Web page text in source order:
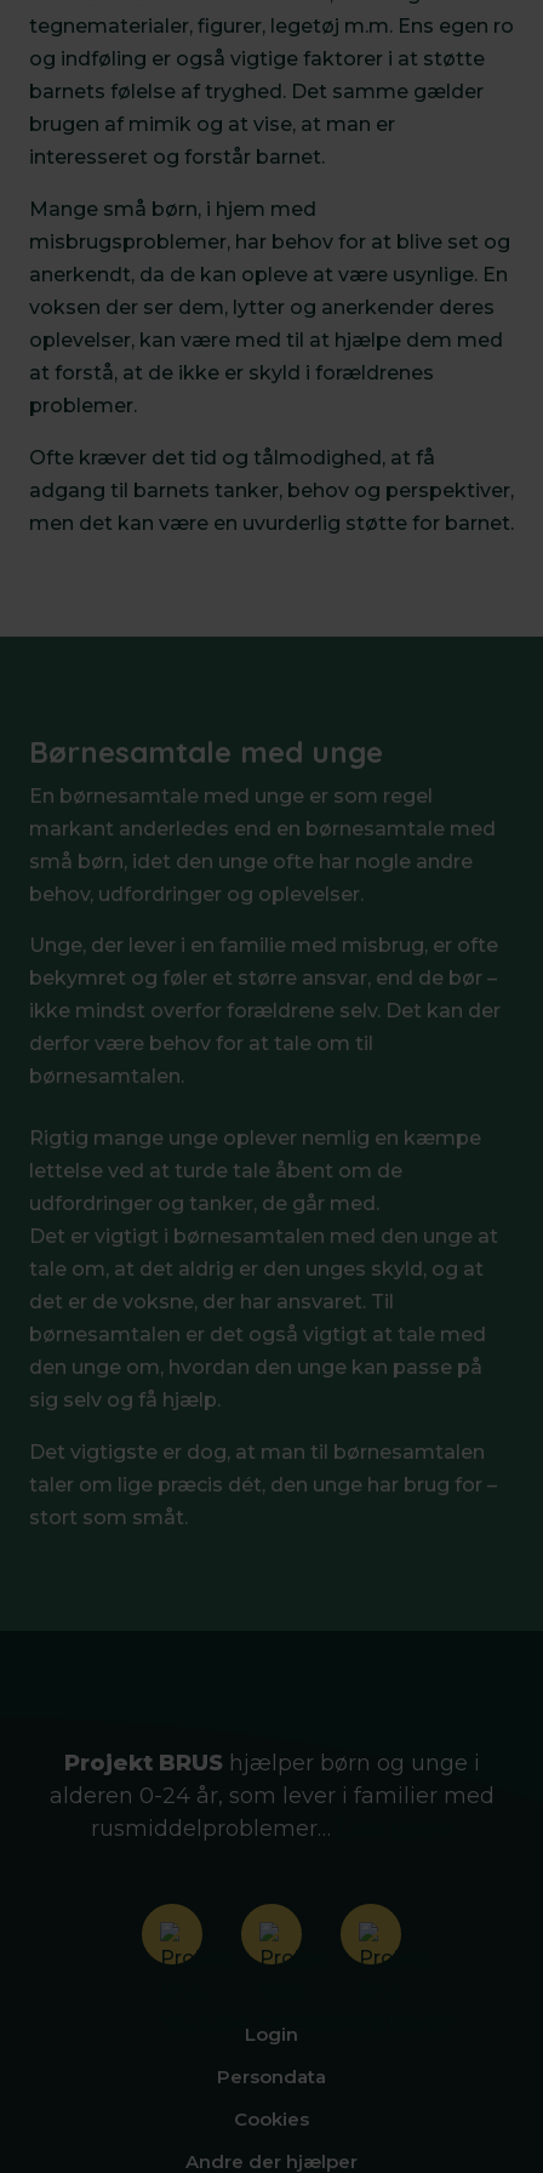
tegnematerialer, figurer, legetøj m.m. Ens egen ro
og indføling er også vigtige faktorer i at støtte
barnets følelse af tryghed. Det samme gælder
brugen af mimik og at vise, at man er
interesseret og forstår barnet.
Mange små børn, i hjem med
misbrugsproblemer, har behov for at blive set og
anerkendt, da de kan opleve at være usynlige. En
voksen der ser dem, lytter og anerkender deres
oplevelser, kan være med til at hjælpe dem med
at forstå, at de ikke er skyld i forældrenes
problemer.
Ofte kræver det tid og tålmodighed, at få
adgang til barnets tanker, behov og perspektiver,
men det kan være en uvurderlig støtte for barnet.
Børnesamtale med unge
En børnesamtale med unge er som regel
markant anderledes end en børnesamtale med
små børn, idet den unge ofte har nogle andre
behov, udfordringer og oplevelser.
Unge, der lever i en familie med misbrug, er ofte
bekymret og føler et større ansvar, end de bør –
ikke mindst overfor forældrene selv. Det kan der
derfor være behov for at tale om til
børnesamtalen.
Rigtig mange unge oplever nemlig en kæmpe
lettelse ved at turde tale åbent om de
udfordringer og tanker, de går med.
Det er vigtigt i børnesamtalen med den unge at
tale om, at det aldrig er den unges skyld, og at
det er de voksne, der har ansvaret. Til
børnesamtalen er det også vigtigt at tale med
den unge om, hvordan den unge kan passe på
sig selv og få hjælp.
Det vigtigste er dog, at man til børnesamtalen
taler om lige præcis dét, den unge har brug for –
stort som småt.
Projekt BRUShjælper børn og unge i
alderen 0-24 år, som lever i familier med
rusmiddelproblemer…
Login
Persondata
Cookies
Andre der hjælper